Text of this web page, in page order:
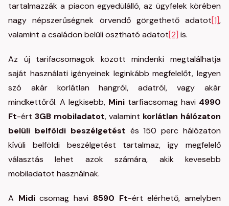
tartalmazzák a piacon egyedülálló, az ügyfelek körében
nagy népszerűségnek örvendő görgethető adatot[1],
valamint a családon belüli osztható adatot[2] is.
Az új tarifacsomagok között mindenki megtalálhatja
saját használati igényeinek leginkább megfelelőt, legyen
szó akár korlátlan hangról, adatról, vagy akár
mindkettőről. A legkisebb, Mini tarfiacsomag havi 4990
Ft-ért 3GB mobiladatot, valamint korlátlan hálózaton
belüli belföldi beszélgetést és 150 perc hálózaton
kívüli belföldi beszélgetést tartalmaz, így megfelelő
választás lehet azok számára, akik kevesebb
mobiladatot használnak.
A Midicsomag havi 8590 Ft-ért elérhető, amelyben